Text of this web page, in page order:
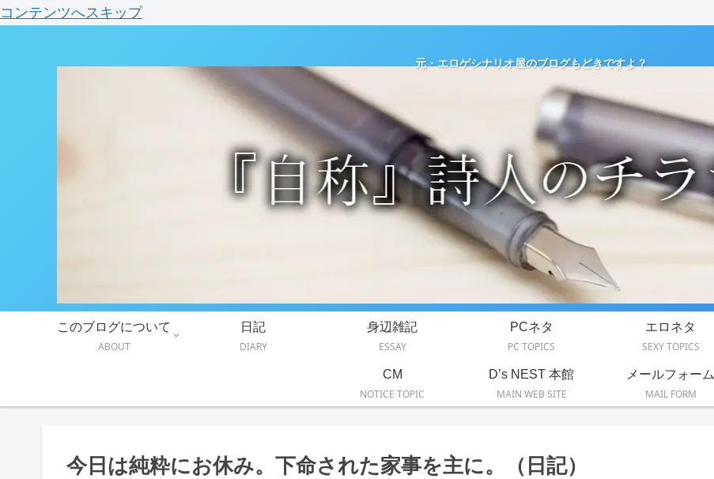
コンテンツへスキップ
元・エロゲシナリオ屋のブログもどきですよ？
このブログについて
ABOUT
日記
DIARY
身辺雑記
ESSAY
PCネタ
PC TOPICS
エロネタ
SEXY TOPICS
CM
NOTICE TOPIC
D’s NEST 本館
MAIN WEB SITE
メールフォーム
MAIL FORM
今日は純粋にお休み。下命された家事を主に。（日記）